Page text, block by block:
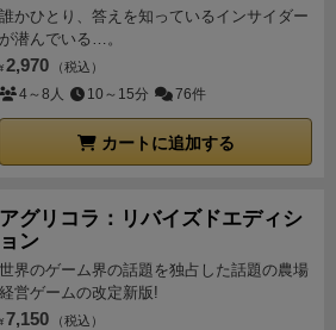
んの５種類です。農作物を納品すること
れます。ワーカーは３つ固定で、飯を払
ません。なので、飯の心配やワーカーの
ングなどを考える必要はなく、農地を買
、種を植え、収穫し、納品を行うことを
きます。ラウンドは下記のようなフェー
に１つずつワーカーを置き、アクション
。②収穫フェーズ：農地から１つずつ作
す。③ツアーフェーズ：収穫した農作物
点トラックを進めます。
誰かひとり、答えを知っているインサイダー
が潜んでいる…。
¥ 2,970 （税込）
4～8人 10～15分 76件
カートに追加する
アグリコラ：リバイズドエディシ
ョン
世界のゲーム界の話題を独占した話題の農場
経営ゲームの改定新版!
¥ 7,150 （税込）